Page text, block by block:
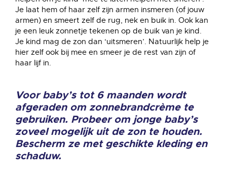
Je laat hem of haar zelf zijn armen insmeren (of jouw
armen) en smeert zelf de rug, nek en buik in. Ook kan
je een leuk zonnetje tekenen op de buik van je kind.
Je kind mag de zon dan ‘uitsmeren’. Natuurlijk help je
hier zelf ook bij mee en smeer je de rest van zijn of
haar lijf in.
Voor baby’s tot 6 maanden wordt
afgeraden om zonnebrandcrème te
gebruiken. Probeer om jonge baby’s
zoveel mogelijk uit de zon te houden.
Bescherm ze met geschikte kleding en
schaduw.